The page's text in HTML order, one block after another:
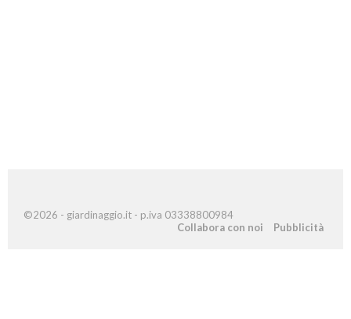
©2026 - giardinaggio.it - p.iva 03338800984
Collabora con noi
Pubblicità